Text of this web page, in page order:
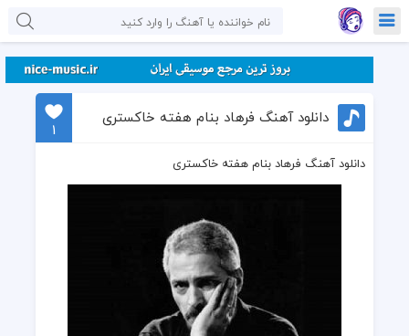
دانلود آهنگ فرهاد بنام هفته خاکستری
1
دانلود آهنگ فرهاد بنام هفته خاکستری